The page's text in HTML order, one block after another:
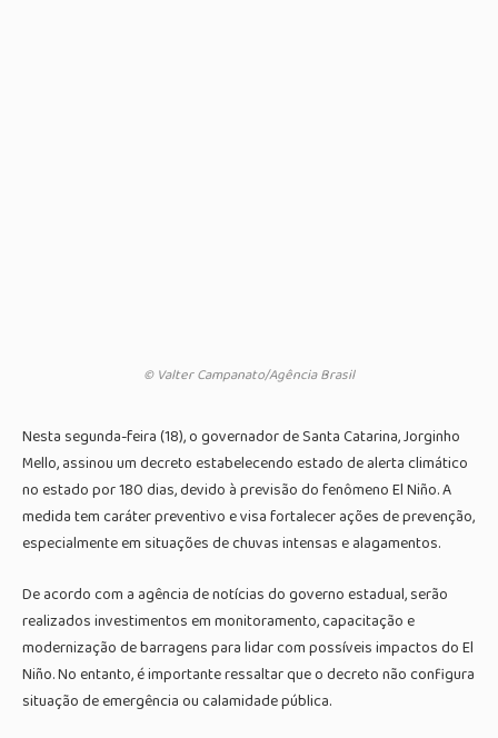
© Valter Campanato/Agência Brasil
Nesta segunda-feira (18), o governador de Santa Catarina, Jorginho
Mello, assinou um decreto estabelecendo estado de alerta climático
no estado por 180 dias, devido à previsão do fenômeno El Niño. A
medida tem caráter preventivo e visa fortalecer ações de prevenção,
especialmente em situações de chuvas intensas e alagamentos.
De acordo com a agência de notícias do governo estadual, serão
realizados investimentos em monitoramento, capacitação e
modernização de barragens para lidar com possíveis impactos do El
Niño. No entanto, é importante ressaltar que o decreto não configura
situação de emergência ou calamidade pública.